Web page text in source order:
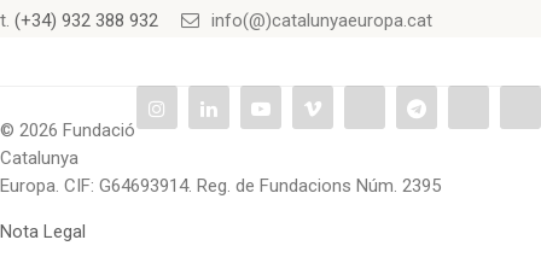
t. (+34) 932 388 932 info(@)catalunyaeuropa.cat
© 2026 Fundació
Catalunya
Europa. CIF: G64693914. Reg. de Fundacions Núm. 2395
Nota Legal